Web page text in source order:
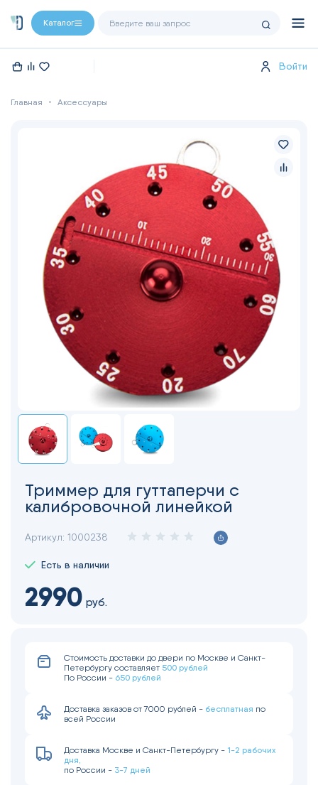
Каталог
Войти
Главная Аксессуары
Триммер для гуттаперчи с
калибровочной линейкой
Артикул: 1000238
2990 руб.
Есть в наличии
Стоимость доставки до двери по Москве и Санкт-
Петербургу составляет 500 рублей
По России - 650 рублей
Доставка заказов от 7000 рублей - бесплатная по
всей России
Доставка Москве и Санкт-Петербургу - 1-2 рабочих
дня,
по России - 3-7 дней